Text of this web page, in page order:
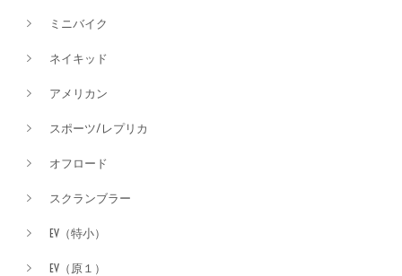
ミニバイク
ネイキッド
アメリカン
スポーツ/レプリカ
オフロード
スクランブラー
EV（特小）
EV（原１）
価格